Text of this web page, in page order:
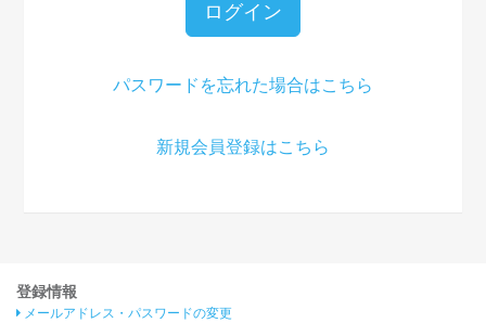
ログイン
パスワードを忘れた場合はこちら
新規会員登録はこちら
登録情報
メールアドレス・パスワードの変更